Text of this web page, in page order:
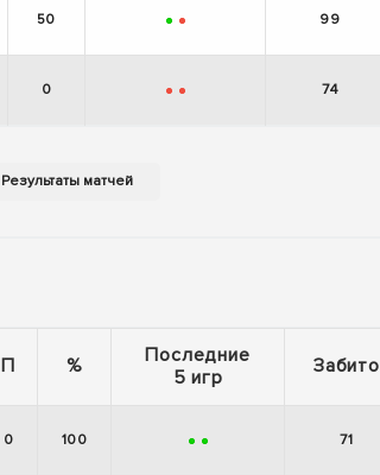
50 + - 99
0 - - 74
П %
Последние
5 игр
Забито
0 100 + + 71